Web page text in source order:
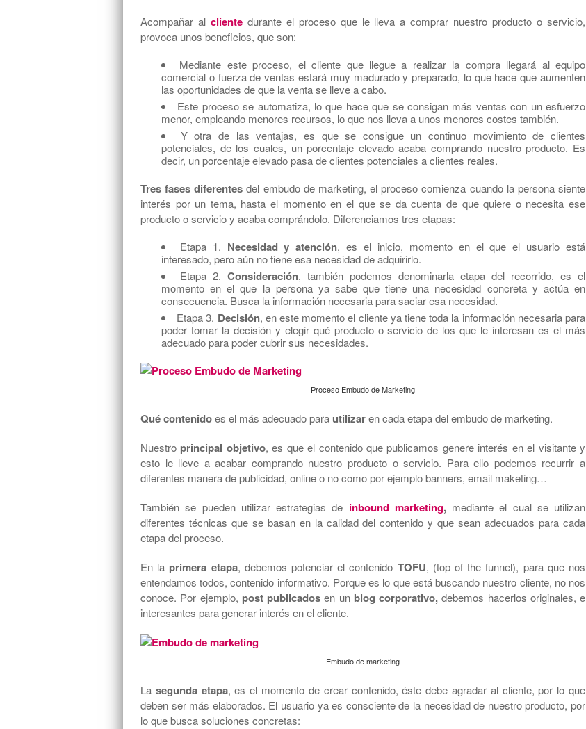
Acompañar al clientedurante el proceso que le lleva a comprar nuestro producto o servicio,
provoca unos beneficios, que son:
Mediante este proceso, el cliente que llegue a realizar la compra llegará al equipo
comercial o fuerza de ventas estará muy madurado y preparado, lo que hace que aumenten
las oportunidades de que la venta se lleve a cabo.
Este proceso se automatiza, lo que hace que se consigan más ventas con un esfuerzo
menor, empleando menores recursos, lo que nos lleva a unos menores costes también.
Y otra de las ventajas, es que se consigue un continuo movimiento de clientes
potenciales, de los cuales, un porcentaje elevado acaba comprando nuestro producto. Es
decir, un porcentaje elevado pasa de clientes potenciales a clientes reales.
Tres fases diferentes del embudo de marketing, el proceso comienza cuando la persona siente
interés por un tema, hasta el momento en el que se da cuenta de que quiere o necesita ese
producto o servicio y acaba comprándolo. Diferenciamos tres etapas:
Etapa 1. Necesidad y atención, es el inicio, momento en el que el usuario está
interesado, pero aún no tiene esa necesidad de adquirirlo.
Etapa 2. Consideración, también podemos denominarla etapa del recorrido, es el
momento en el que la persona ya sabe que tiene una necesidad concreta y actúa en
consecuencia. Busca la información necesaria para saciar esa necesidad.
Etapa 3. Decisión, en este momento el cliente ya tiene toda la información necesaria para
poder tomar la decisión y elegir qué producto o servicio de los que le interesan es el más
adecuado para poder cubrir sus necesidades.
Proceso Embudo de Marketing
Qué contenidoes el más adecuado para utilizaren cada etapa del embudo de marketing.
Nuestro principal objetivo, es que el contenido que publicamos genere interés en el visitante y
esto le lleve a acabar comprando nuestro producto o servicio. Para ello podemos recurrir a
diferentes manera de publicidad, online o no como por ejemplo banners, email maketing…
También se pueden utilizar estrategias de inbound marketing, mediante el cual se utilizan
diferentes técnicas que se basan en la calidad del contenido y que sean adecuados para cada
etapa del proceso.
En la primera etapa, debemos potenciar el contenido TOFU, (top of the funnel), para que nos
entendamos todos, contenido informativo. Porque es lo que está buscando nuestro cliente, no nos
conoce. Por ejemplo, post publicados en un blog corporativo,debemos hacerlos originales, e
interesantes para generar interés en el cliente.
Embudo de marketing
La segunda etapa, es el momento de crear contenido, éste debe agradar al cliente, por lo que
deben ser más elaborados. El usuario ya es consciente de la necesidad de nuestro producto, por
lo que busca soluciones concretas: